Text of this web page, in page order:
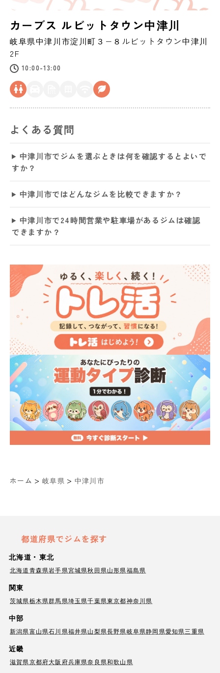
カーブス ルビットタウン中津川
岐阜県中津川市淀川町３−８ルビットタウン中津川
2F
10:00-13:00
よくある質問
中津川市でジムを選ぶときは何を確認するとよいで
すか？
中津川市ではどんなジムを比較できますか？
中津川市で24時間営業や駐車場があるジムは確認
できますか？
ホーム > 岐阜県 > 中津川市
都道府県でジムを探す
北海道・東北
北海道青森県岩手県宮城県秋田県山形県福島県
関東
茨城県栃木県群馬県埼玉県千葉県東京都神奈川県
中部
新潟県富山県石川県福井県山梨県長野県岐阜県静岡県愛知県三重県
近畿
滋賀県京都府大阪府兵庫県奈良県和歌山県